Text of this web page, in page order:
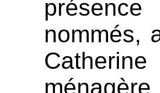
nommés,